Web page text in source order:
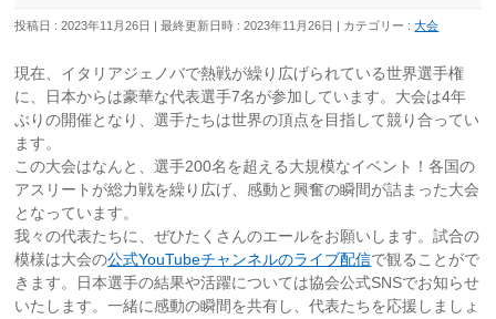
投稿日 : 2023年11月26日 最終更新日時 : 2023年11月26日 カテゴリー :大会
現在、イタリアジェノバで熱戦が繰り広げられている世界選手権
に、日本からは豪華な代表選手7名が参加しています。大会は4年
ぶりの開催となり、選手たちは世界の頂点を目指して競り合ってい
ます。
この大会はなんと、選手200名を超える大規模なイベント！各国の
アスリートが総力戦を繰り広げ、感動と興奮の瞬間が詰まった大会
となっています。
我々の代表たちに、ぜひたくさんのエールをお願いします。試合の
模様は大会の公式YouTubeチャンネルのライブ配信で観ることがで
きます。日本選手の結果や活躍については協会公式SNSでお知らせ
いたします。一緒に感動の瞬間を共有し、代表たちを応援しましょ